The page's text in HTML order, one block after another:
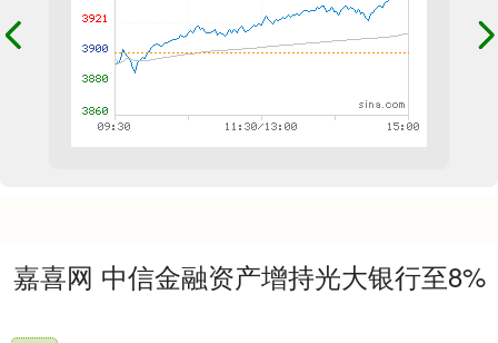
嘉喜网 中信金融资产增持光大银行至8%